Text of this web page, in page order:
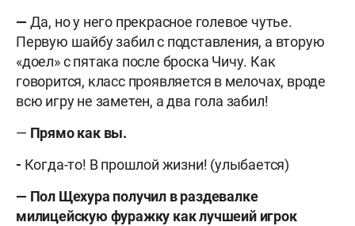
— Да, но у него прекрасное голевое чутье.
Первую шайбу забил с подставления, а вторую
«доел» с пятака после броска Чичу. Как
говорится, класс проявляется в мелочах, вроде
всю игру не заметен, а два гола забил!
— Прямо как вы.
- Когда-то! В прошлой жизни! (улыбается)
— Пол Щехура получил в раздевалке
милицейскую фуражку как лучшеий игрок